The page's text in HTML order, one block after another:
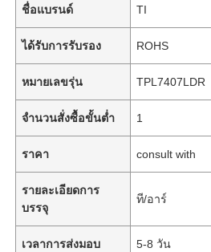
ชื่อแบรนด์ TI
ได้รับการรับรอง ROHS
หมายเลขรุ่น TPL7407LDR
จำนวนสั่งซื้อขั้นต่ำ 1
ราคา consult with
รายละเอียดการ
บรรจุ
ที/อาร์
เวลาการส่งมอบ 5-8 วัน